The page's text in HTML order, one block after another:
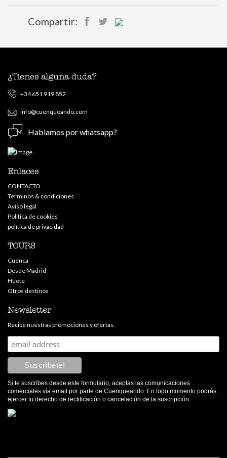
Compartir:
¿Tienes alguna duda?
+34 651 919 852
info@cuenqueando.com
Hablamos por whatsapp?
Enlaces
CONTACTO
Términos & condiciones
Aviso legal
Política de cookies
política de privacidad
TOURS
Cuenca
Desde Madrid
Huete
Otros destinos
Newsletter
Recibe nuestras promociones y ofertas.
Si te suscríbes desde este formulario, aceptas las comunicaciones
comerciales vía email por parte de Cuenqueando. En todo momento podrás
ejercer tu derecho de rectificación o cancelación de la suscripción.